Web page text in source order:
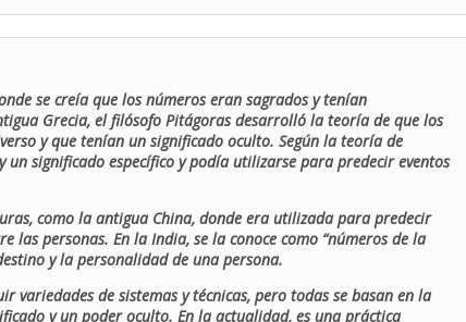
se creía que los números eran sagrados y tenían
Grecia, el filósofo Pitágoras desarrolló la teoría de que los
y que tenían un significado oculto. Según la teoría de
significado específico y podía utilizarse para predecir eventos
como la antigua China, donde era utilizada para predecir
las personas. En la India, se la conoce como “números de la
y la personalidad de una persona.
variedades de sistemas y técnicas, pero todas se basan en la
y un poder oculto. En la actualidad, es una práctica